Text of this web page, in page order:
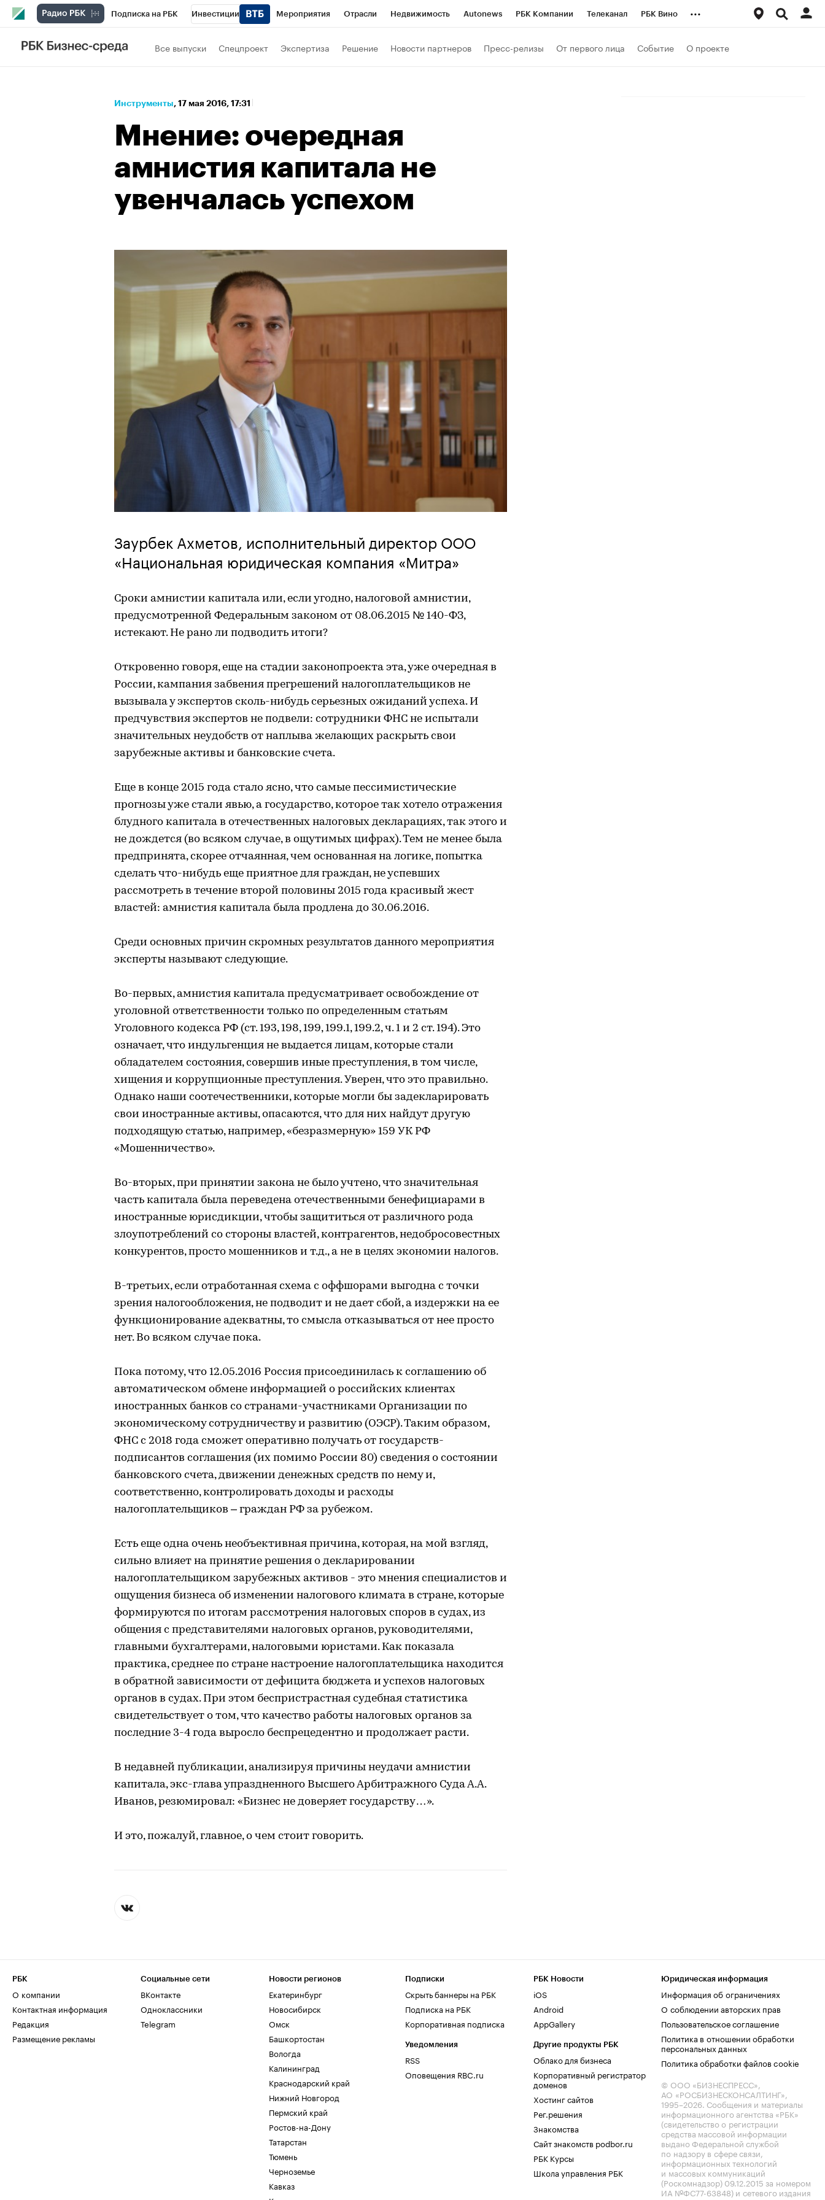
Подписка на РБК Инвестиции Мероприятия Отрасли Недвижимость Autonews РБК Компании Телеканал РБК Вино
Спорт
Технологии и медиа
...
Все выпуски Спецпроект Экспертиза Решение Новости партнеров Пресс-релизы От первого лица Событие О проекте
Инструменты⁠, 17 мая 2016, 17:31
Мнение: очередная
амнистия капитала не
увенчалась успехом
Заурбек Ахметов, исполнительный директор ООО
«Национальная юридическая компания «Митра»
Сроки амнистии капитала или, если угодно, налоговой амнистии,
предусмотренной Федеральным законом от 08.06.2015 № 140-ФЗ,
истекают. Не рано ли подводить итоги?
Откровенно говоря, еще на стадии законопроекта эта, уже очередная в
России, кампания забвения прегрешений налогоплательщиков не
вызывала у экспертов сколь-нибудь серьезных ожиданий успеха. И
предчувствия экспертов не подвели: сотрудники ФНС не испытали
значительных неудобств от наплыва желающих раскрыть свои
зарубежные активы и банковские счета.
Еще в конце 2015 года стало ясно, что самые пессимистические
прогнозы уже стали явью, а государство, которое так хотело отражения
блудного капитала в отечественных налоговых декларациях, так этого и
не дождется (во всяком случае, в ощутимых цифрах). Тем не менее была
предпринята, скорее отчаянная, чем основанная на логике, попытка
сделать что-нибудь еще приятное для граждан, не успевших
рассмотреть в течение второй половины 2015 года красивый жест
властей: амнистия капитала была продлена до 30.06.2016.
Среди основных причин скромных результатов данного мероприятия
эксперты называют следующие.
Во-первых, амнистия капитала предусматривает освобождение от
уголовной ответственности только по определенным статьям
Уголовного кодекса РФ (ст. 193, 198, 199, 199.1, 199.2, ч. 1 и 2 ст. 194). Это
означает, что индульгенция не выдается лицам, которые стали
обладателем состояния, совершив иные преступления, в том числе,
хищения и коррупционные преступления. Уверен, что это правильно.
Однако наши соотечественники, которые могли бы задекларировать
свои иностранные активы, опасаются, что для них найдут другую
подходящую статью, например, «безразмерную» 159 УК РФ
«Мошенничество».
Во-вторых, при принятии закона не было учтено, что значительная
часть капитала была переведена отечественными бенефициарами в
иностранные юрисдикции, чтобы защититься от различного рода
злоупотреблений со стороны властей, контрагентов, недобросовестных
конкурентов, просто мошенников и т.д., а не в целях экономии налогов.
В-третьих, если отработанная схема с оффшорами выгодна с точки
зрения налогообложения, не подводит и не дает сбой, а издержки на ее
функционирование адекватны, то смысла отказываться от нее просто
нет. Во всяком случае пока.
Пока потому, что 12.05.2016 Россия присоединилась к соглашению об
автоматическом обмене информацией о российских клиентах
иностранных банков со странами-участниками Организации по
экономическому сотрудничеству и развитию (ОЭСР). Таким образом,
ФНС с 2018 года сможет оперативно получать от государств-
подписантов соглашения (их помимо России 80) сведения о состоянии
банковского счета, движении денежных средств по нему и,
соответственно, контролировать доходы и расходы
налогоплательщиков – граждан РФ за рубежом.
Есть еще одна очень необъективная причина, которая, на мой взгляд,
сильно влияет на принятие решения о декларировании
налогоплательщиком зарубежных активов - это мнения специалистов и
ощущения бизнеса об изменении налогового климата в стране, которые
формируются по итогам рассмотрения налоговых споров в судах, из
общения с представителями налоговых органов, руководителями,
главными бухгалтерами, налоговыми юристами. Как показала
практика, среднее по стране настроение налогоплательщика находится
в обратной зависимости от дефицита бюджета и успехов налоговых
органов в судах. При этом беспристрастная судебная статистика
свидетельствует о том, что качество работы налоговых органов за
последние 3-4 года выросло беспрецедентно и продолжает расти.
В недавней публикации, анализируя причины неудачи амнистии
капитала, экс-глава упраздненного Высшего Арбитражного Суда А.А.
Иванов, резюмировал: «Бизнес не доверяет государству…».
И это, пожалуй, главное, о чем стоит говорить.
РБК
О компании
Контактная информация
Редакция
Размещение рекламы
Социальные сети
ВКонтакте
Одноклассники
Telegram
Новости регионов
Екатеринбург
Новосибирск
Омск
Башкортостан
Вологда
Калининград
Краснодарский край
Нижний Новгород
Пермский край
Ростов-на-Дону
Татарстан
Тюмень
Черноземье
Кавказ
Подписки
Скрыть баннеры на РБК
Подписка на РБК
Корпоративная подписка
Уведомления
RSS
Оповещения RBC.ru
РБК Новости
iOS
Android
AppGallery
Другие продукты РБК
Облако для бизнеса
Корпоративный регистратор
доменов
Хостинг сайтов
Рег.решения
Знакомства
Сайт знакомств podbor.ru
РБК Курсы
Школа управления РБК
Юридическая информация
Информация об ограничениях
О соблюдении авторских прав
Пользовательское соглашение
Политика в отношении обработки
персональных данных
Политика обработки файлов cookie
© ООО «БИЗНЕСПРЕСС»,
АО «РОСБИЗНЕСКОНСАЛТИНГ»,
1995–2026. Сообщения и материалы
информационного агентства «РБК»
(свидетельство о регистрации
средства массовой информации
выдано Федеральной службой
по надзору в сфере связи,
информационных технологий
и массовых коммуникаций
(Роскомнадзор) 09.12.2015 за номером
ИА №ФС77-63848) и сетевого издания